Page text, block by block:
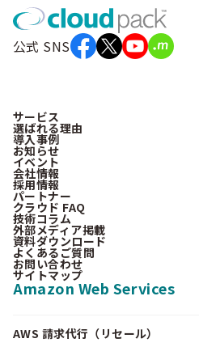
公式 SNS
サービス
選ばれる理由
導入事例
お知らせ
イベント
会社情報
採用情報
パートナー
クラウド FAQ
技術コラム
外部メディア掲載
資料ダウンロード
よくあるご質問
お問い合わせ
サイトマップ
Amazon Web Services
AWS 請求代行（リセール）